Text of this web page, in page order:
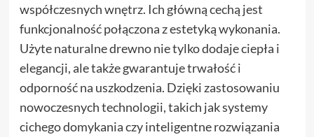
współczesnych wnętrz. Ich główną cechą jest
funkcjonalność połączona z estetyką wykonania.
Użyte naturalne drewno nie tylko dodaje ciepła i
elegancji, ale także gwarantuje trwałość i
odporność na uszkodzenia. Dzięki zastosowaniu
nowoczesnych technologii, takich jak systemy
cichego domykania czy inteligentne rozwiązania